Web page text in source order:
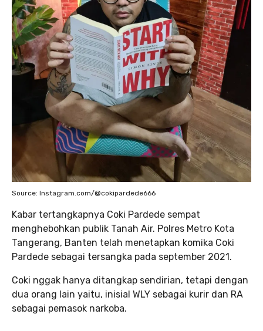
Source: Instagram.com/@cokipardede666
Kabar tertangkapnya Coki Pardede sempat
menghebohkan publik Tanah Air. Polres Metro Kota
Tangerang, Banten telah menetapkan komika Coki
Pardede sebagai tersangka pada september 2021.
Coki nggak hanya ditangkap sendirian, tetapi dengan
dua orang lain yaitu, inisial WLY sebagai kurir dan RA
sebagai pemasok narkoba.